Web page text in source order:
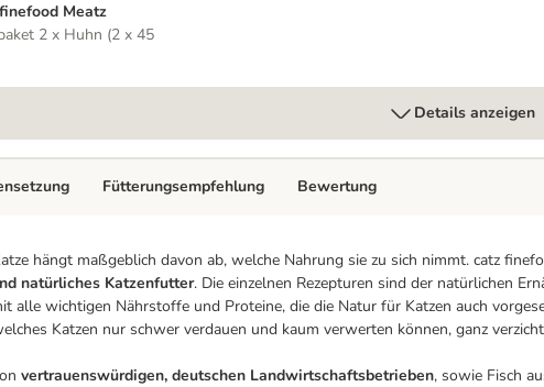
Meatz
2 x Huhn (2 x 45
Details anzeigen
hängt maßgeblich davon ab, welche Nahrung sie zu sich nimmt. catz
natürliches Katzenfutter. Die einzelnen Rezepturen sind der natürlichen
alle wichtigen Nährstoffe und Proteine, die die Natur für Katzen auch
Katzen nur schwer verdauen und kaum verwerten können, ganz
vertrauenswürdigen, deutschen Landwirtschaftsbetrieben, sowie Fisch
Fütterungsempfehlung Bewertung